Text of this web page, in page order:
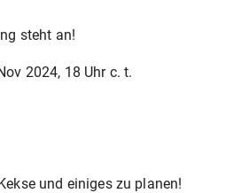
steht an!
2024, 18 Uhr c. t.
und einiges zu planen!